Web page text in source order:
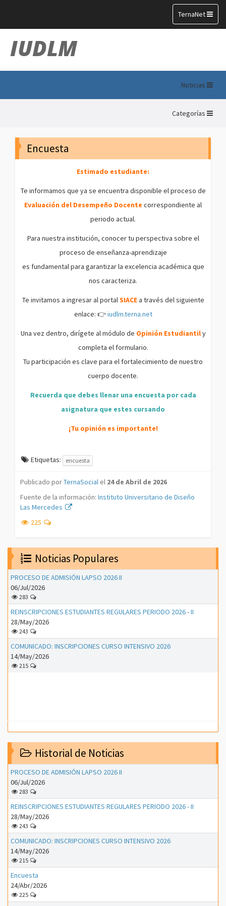
Toggle
navigation
TernaNet
IUDLM
Noticias
Categorías
Encuesta
Estimado estudiante:
Te informamos que ya se encuentra disponible el proceso de
Evaluación del Desempeño Docente correspondiente al
periodo actual.
Para nuestra institución, conocer tu perspectiva sobre el
proceso de enseñanza-aprendizaje
es fundamental para garantizar la excelencia académica que
nos caracteriza.
Te invitamos a ingresar al portalSIACEa través del siguiente
enlace: 👉iudlm.terna.net
Una vez dentro, dirígete al módulo de Opinión Estudiantily
completa el formulario.
Tu participación es clave para el fortalecimiento de nuestro
cuerpo docente.
Recuerda que debes llenar una encuesta por cada
asignatura que estes cursando
¡Tu opinión es importante!
Etiquetas: encuesta
Publicado porTernaSocial el 24 de Abril de 2026
Fuente de la información: Instituto Universitario de Diseño
Las Mercedes
225
Noticias Populares
PROCESO DE ADMISIÓN LAPSO 2026 II
06/Jul/2026
283
REINSCRIPCIONES ESTUDIANTES REGULARES PERIODO 2026 - II
28/May/2026
243
COMUNICADO: INSCRIPCIONES CURSO INTENSIVO 2026
14/May/2026
215
Historial de Noticias
PROCESO DE ADMISIÓN LAPSO 2026 II
06/Jul/2026
283
REINSCRIPCIONES ESTUDIANTES REGULARES PERIODO 2026 - II
28/May/2026
243
COMUNICADO: INSCRIPCIONES CURSO INTENSIVO 2026
14/May/2026
215
Encuesta
24/Abr/2026
225